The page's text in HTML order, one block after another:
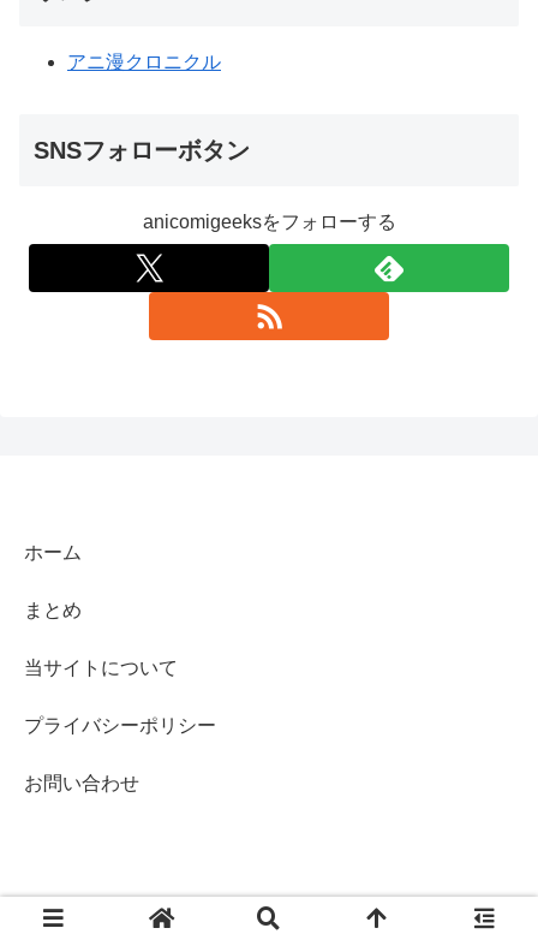
アニ漫クロニクル
SNSフォローボタン
anicomigeeksをフォローする
ホーム
まとめ
当サイトについて
プライバシーポリシー
お問い合わせ
© 2022-2026 アニコミギークス.